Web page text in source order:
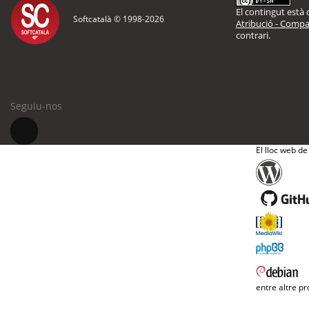
Softcatalà © 1998-2026
El contingut està
Atribució -
contrari.
Seguiu-nos
El lloc web
entre altre